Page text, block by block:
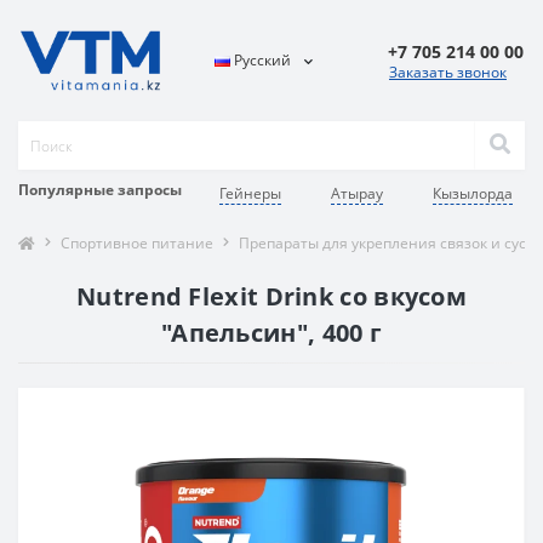
Популярные запросы Гейнеры Атырау Кызылорда
Русский +7 705 214 00 00
Заказать звонок
Спортивное питание Препараты для укрепления связок и
Nutrend Flexit Drink со вкусом
"Апельсин", 400 г